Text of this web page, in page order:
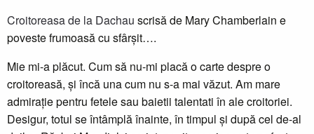
Croitoreasa de la Dachau scrisă de Mary Chamberlain e
poveste frumoasă cu sfârșit….
Mie mi-a plăcut. Cum să nu-mi placă o carte despre o
croitoreasă, și încă una cum nu s-a mai văzut. Am mare
admirație pentru fetele sau baietii talentati în ale croitoriei.
Desigur, totul se întâmplă înainte, în timpul și după cel de-al